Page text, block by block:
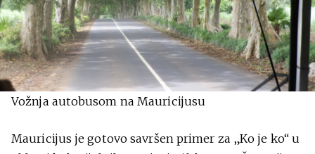
Vožnja autobusom na Mauricijusu
Mauricijus je gotovo savršen primer za „Ko je ko“ u